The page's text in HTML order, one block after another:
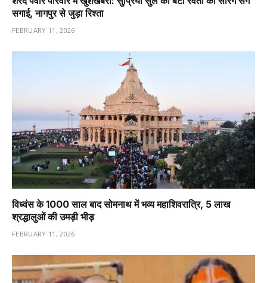
सगाई, नागपुर से जुड़ा रिश्ता
FEBRUARY 11, 2026
विध्वंस के 1000 साल बाद सोमनाथ में भव्य महाशिवरात्रि, 5 लाख
श्रद्धालुओं की उमड़ी भीड़
FEBRUARY 11, 2026